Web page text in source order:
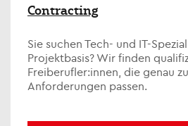
Contracting
Sie suchen Tech- und IT-
Projektbasis? Wir finden
Freiberufler:innen, die genau
Anforderungen passen.